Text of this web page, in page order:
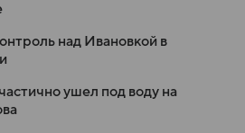
над Ивановкой в
ушел под воду на